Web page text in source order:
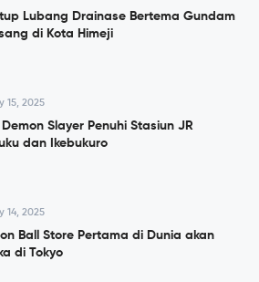
Lubang Drainase Bertema Gundam
di Kota Himeji
15, 2025
Demon Slayer Penuhi Stasiun JR
dan Ikebukuro
14, 2025
Ball Store Pertama di Dunia akan
di Tokyo